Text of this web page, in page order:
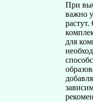
При
важно
для